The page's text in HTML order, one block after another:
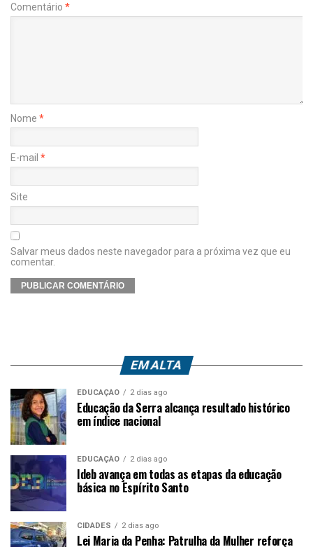
Comentário *
Nome *
E-mail *
Site
Salvar meus dados neste navegador para a próxima vez que eu
comentar.
EM ALTA
EDUCAÇÃO 2 dias ago
Educação da Serra alcança resultado histórico
em índice nacional
EDUCAÇÃO 2 dias ago
Ideb avança em todas as etapas da educação
básica no Espírito Santo
CIDADES 2 dias ago
Lei Maria da Penha: Patrulha da Mulher reforça